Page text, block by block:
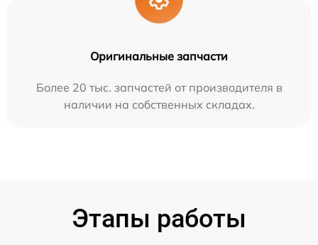
Оригинальные запчасти
Более 20 тыс. запчастей от производителя в
наличии на собственных складах.
Этапы работы